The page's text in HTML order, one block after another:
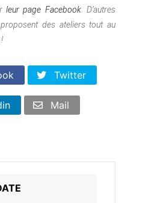
leur page Facebook. D’autres
des ateliers tout au
Twitter
Mail